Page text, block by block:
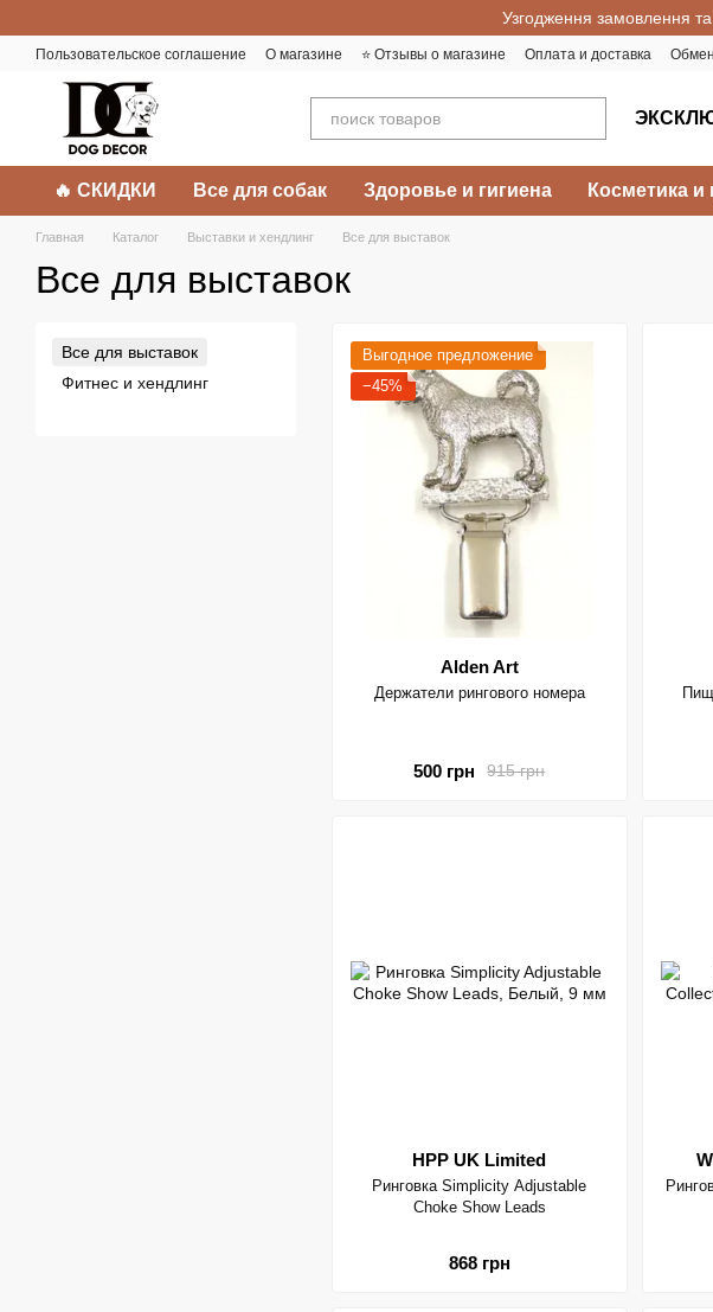
Узгодження замовлення
Пользовательское соглашение О магазине ⭐️ Отзывы о магазине Оплата и доставка
🔥 СКИДКИ Все для собак Здоровье и гигиена Косметика и
Главная Каталог Выставки и хендлинг Все для выставок
Все для выставок
Выгодное предложение
−45%
Alden Art
Держатели рингового номера
915 грн
500 грн
HPP UK Limited
Ринговка Simplicity Adjustable
Choke Show Leads
868 грн
Все для выставок
Фитнес и хендлинг